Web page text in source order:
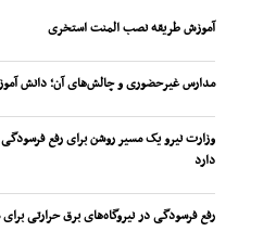
آموزش طریقه نصب المنت استخری
مدارس غیرحضوری و چالش‌های آن؛ دانش
وزارت نیرو یک مسیر روشن برای رفع
دارد
رفع فرسودگی در نیروگاه‌های برق حرارتی